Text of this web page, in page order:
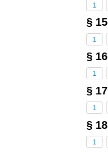
1
§ 15
1
§ 16
1
§ 17
1
§ 18
1